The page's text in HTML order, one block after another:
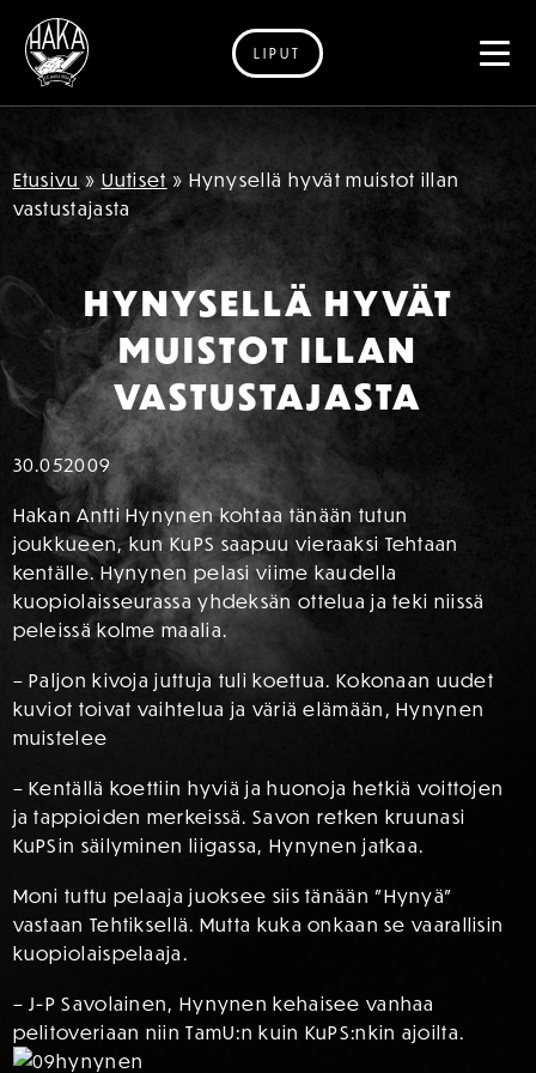
Siirry sisältöön
LIPUT
Etusivu » Uutiset » Hynysellä hyvät muistot illan
vastustajasta
HYNYSELLÄ HYVÄT
MUISTOT ILLAN
VASTUSTAJASTA
30.052009
Hakan Antti Hynynen kohtaa tänään tutun
joukkueen, kun KuPS saapuu vieraaksi Tehtaan
kentälle. Hynynen pelasi viime kaudella
kuopiolaisseurassa yhdeksän ottelua ja teki niissä
peleissä kolme maalia.
– Paljon kivoja juttuja tuli koettua. Kokonaan uudet
kuviot toivat vaihtelua ja väriä elämään, Hynynen
muistelee
– Kentällä koettiin hyviä ja huonoja hetkiä voittojen
ja tappioiden merkeissä. Savon retken kruunasi
KuPSin säilyminen liigassa, Hynynen jatkaa.
Moni tuttu pelaaja juoksee siis tänään ”Hynyä”
vastaan Tehtiksellä. Mutta kuka onkaan se vaarallisin
kuopiolaispelaaja.
– J-P Savolainen, Hynynen kehaisee vanhaa
pelitoveriaan niin TamU:n kuin KuPS:nkin ajoilta.